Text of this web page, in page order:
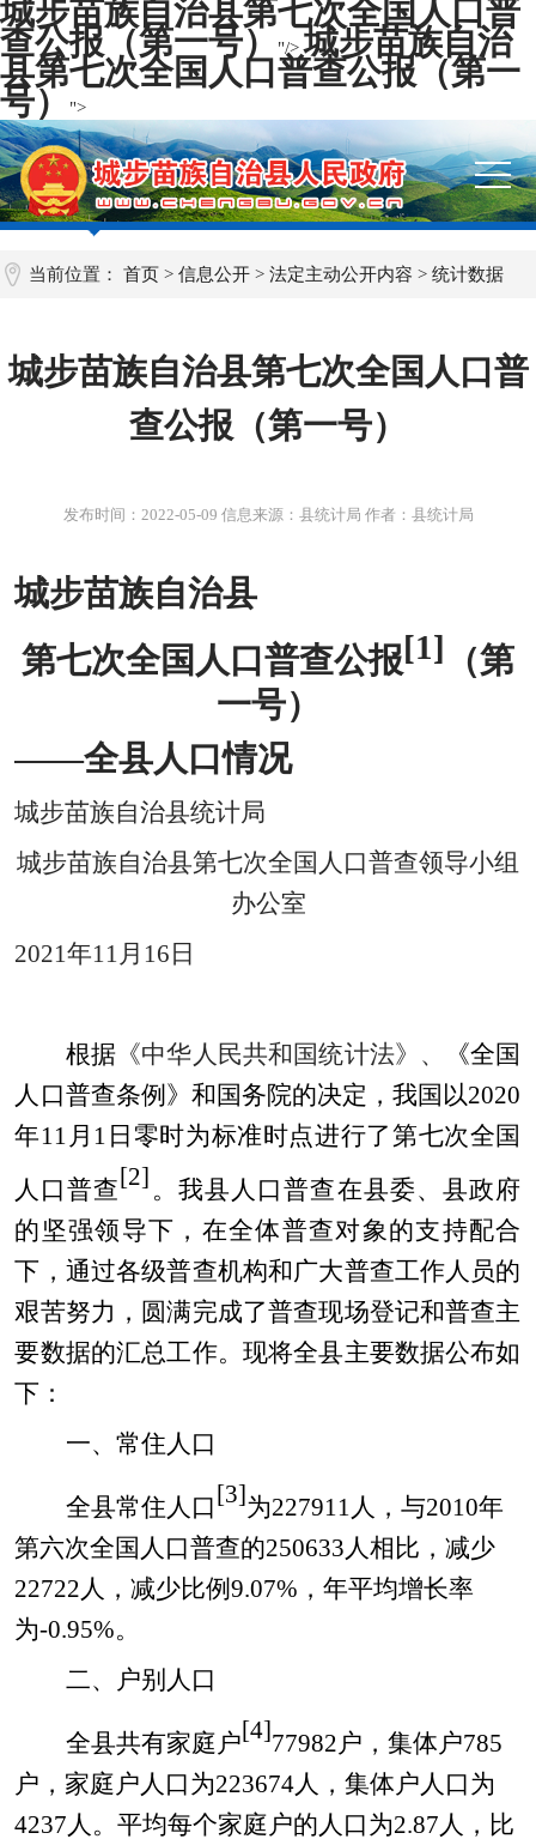
城步苗族自治县第七次全国人口普
查公报（第一号） "/>城步苗族自治
县第七次全国人口普查公报（第一
号） ">
当前位置：首页 >信息公开 >法定主动公开内容 >统计数据
城步苗族自治县第七次全国人口普
查公报（第一号）
发布时间： 2022-05-09 信息来源：县统计局 作者：县统计局
城步苗族自治县
第七次全国人口普查公报[1] （第
一号）
——全县人口情况
城步苗族自治县统计局
城步苗族自治县第七次全国人口普查领导小组
办公室
2021年11月 16 日
根据 《中华人民共和国统计法》、
《全国
人口普查条例》和国务院的决定，我国以2020
年11月1日零时为标准时点进行了第七次全国
人口普查[2] 。我县人口普查在县委、县政府
的坚强领导下，在全体普查对象的支持配合
下，通过各级普查机构和广大普查工作人员的
艰苦努力，圆满完成了普查现场登记和普查主
要数据的汇总工作。现将全县主要数据公布如
下：
一、常住人口
全县常住人口[3]为227911人，与2010年
第六次全国人口普查的250633人相比，减少
22722人，减少比例9.07% ，年平均增长率
为-0.95%。
二、户别人口
全县共有家庭户[4]77982户，集体户785
户，家庭户人口为223674人，集体户人口为
4237人。平均每个家庭户的人口为2.87人，比